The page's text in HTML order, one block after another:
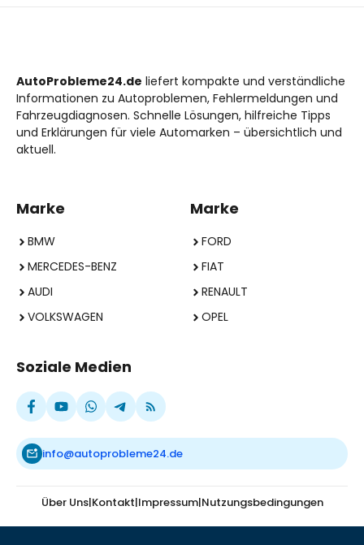
AutoProbleme24.de liefert kompakte und verständliche
Informationen zu Autoproblemen, Fehlermeldungen und
Fahrzeugdiagnosen. Schnelle Lösungen, hilfreiche Tipps
und Erklärungen für viele Automarken – übersichtlich und
aktuell.
Marke
BMW
MERCEDES-BENZ
AUDI
VOLKSWAGEN
Marke
FORD
FIAT
RENAULT
OPEL
Soziale Medien
info@autoprobleme24.de
Über Uns|Kontakt|Impressum|Nutzungsbedingungen